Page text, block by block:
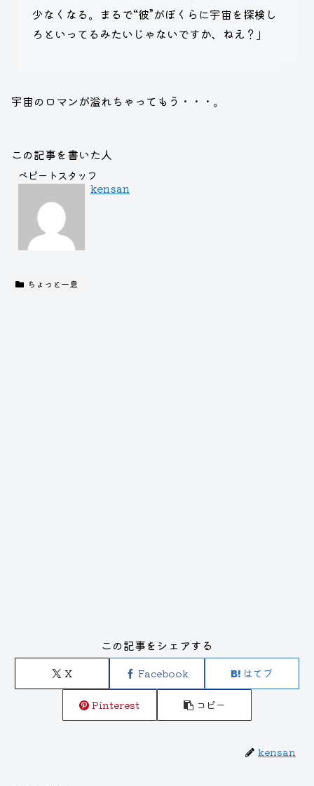
少なくなる。まるで“彼”がぼくらに宇宙を探検し
ろといってるみたいじゃないですか、ねえ？」
宇宙のロマンが溢れちゃってもう・・・。
この記事を書いた人
ペピートスタッフ
kensan
ちょっと一息
この記事をシェアする
X Facebook はてブ
Pinterest コピー
kensan